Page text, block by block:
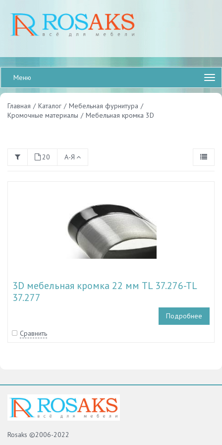
Меню
Главная / Каталог / Мебельная фурнитура /
Кромочные материалы / Мебельная кромка 3D
20 А-Я
3D мебельная кромка 22 мм TL 37.276-TL
37.277
Подробнее
Сравнить
Rosaks ©2006-2022